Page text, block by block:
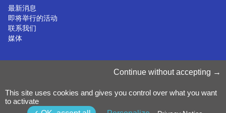
最新消息
即将举行的活动
联系我们
媒体
隐私声明
条款和条件
举报政策
©2025 Luxinnovation GIE
Continue without accepting
This site uses cookies and gives you control over what you want
to activate